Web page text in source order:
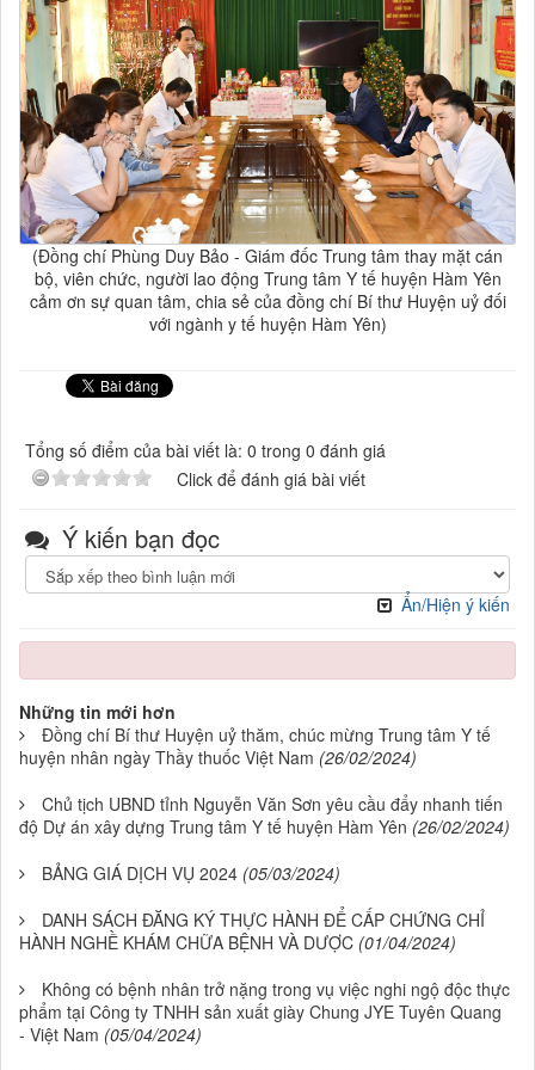
(Đồng chí Phùng Duy Bảo - Giám đốc Trung tâm thay mặt cán
bộ, viên chức, người lao động Trung tâm Y tế huyện Hàm Yên
cảm ơn sự quan tâm, chia sẻ của đồng chí Bí thư Huyện uỷ đối
với ngành y tế huyện Hàm Yên)
Tổng số điểm của bài viết là: 0 trong 0 đánh giá
Click để đánh giá bài viết
Ý kiến bạn đọc
Ẩn/Hiện ý kiến
Những tin mới hơn
Đồng chí Bí thư Huyện uỷ thăm, chúc mừng Trung tâm Y tế
huyện nhân ngày Thầy thuốc Việt Nam (26/02/2024)
Chủ tịch UBND tỉnh Nguyễn Văn Sơn yêu cầu đẩy nhanh tiến
độ Dự án xây dựng Trung tâm Y tế huyện Hàm Yên (26/02/2024)
BẢNG GIÁ DỊCH VỤ 2024 (05/03/2024)
DANH SÁCH ĐĂNG KÝ THỰC HÀNH ĐỂ CẤP CHỨNG CHỈ
HÀNH NGHỀ KHÁM CHỮA BỆNH VÀ DƯỢC (01/04/2024)
Không có bệnh nhân trở nặng trong vụ việc nghi ngộ độc thực
phẩm tại Công ty TNHH sản xuất giày Chung JYE Tuyên Quang
- Việt Nam (05/04/2024)